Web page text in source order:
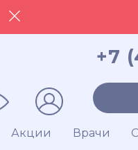
+7
Акции Врачи